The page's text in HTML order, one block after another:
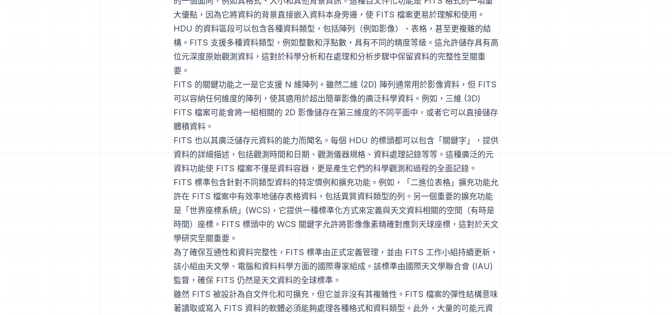
大優點，因為它將資料的背景直接嵌入資料本身旁邊，使 FITS 檔案更易於理解和使用。
HDU 的資料區段可以包含各種資料類型，包括陣列（例如影像）、表格，甚至更複雜的結
構。FITS 支援多種資料類型，例如整數和浮點數，具有不同的精度等級。這允許儲存具有高
位元深度原始觀測資料，這對於科學分析和在處理和分析步驟中保留資料的完整性至關重
要。
FITS 的關鍵功能之一是它支援 N 維陣列。雖然二維 (2D) 陣列通常用於影像資料，但 FITS
可以容納任何維度的陣列，使其適用於超出簡單影像的廣泛科學資料。例如，三維 (3D)
FITS 檔案可能會將一組相關的 2D 影像儲存在第三維度的不同平面中，或者它可以直接儲存
體積資料。
FITS 也以其廣泛儲存元資料的能力而聞名。每個 HDU 的標頭都可以包含「關鍵字」，提供
資料的詳細描述，包括觀測時間和日期、觀測儀器規格、資料處理記錄等等。這種廣泛的元
資料功能使 FITS 檔案不僅是資料容器，更是產生它們的科學觀測和過程的全面記錄。
FITS 標準包含針對不同類型資料的特定慣例和擴充功能。例如，「二進位表格」擴充功能允
許在 FITS 檔案中有效率地儲存表格資料，包括異質資料類型的列。另一個重要的擴充功能
是「世界座標系統」(WCS)，它提供一種標準化方式來定義與天文資料相關的空間（有時是
時間）座標。FITS 標頭中的 WCS 關鍵字允許將影像像素精確對應到天球座標，這對於天文
學研究至關重要。
為了確保互通性和資料完整性，FITS 標準由正式定義管理，並由 FITS 工作小組持續更新，
該小組由天文學、電腦和資料科學方面的國際專家組成。該標準由國際天文學聯合會 (IAU)
監督，確保 FITS 仍然是天文資料的全球標準。
雖然 FITS 被設計為自文件化和可擴充，但它並非沒有其複雜性。FITS 檔案的彈性結構意味
著讀取或寫入 FITS 資料的軟體必須能夠處理各種格式和資料類型。此外，大量的可能元資